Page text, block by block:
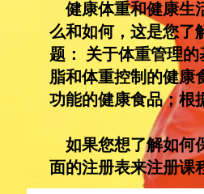
健康体重和健康生
么和如何，这是您了
题： 关于体重管理
脂和体重控制的健康
功能的健康食品；根
如果您想了解如何
面的注册表来注册课